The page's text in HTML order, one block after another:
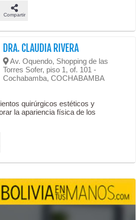
Compartir
DRA. CLAUDIA RIVERA
Av. Oquendo, Shopping de las
Torres Sofer, piso 1, of. 101 -
Cochabamba, COCHABAMBA
quirúrgicos estéticos y
la apariencia física de los